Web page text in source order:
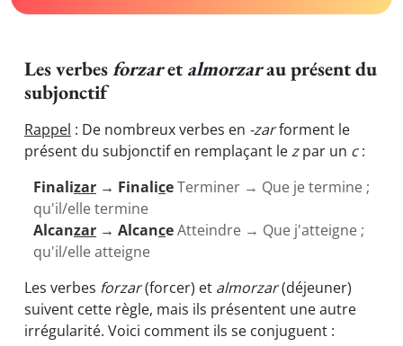
Les verbesforzaret almorzarau présent du
subjonctif
Rappel : De nombreux verbes en -zarforment le
présent du subjonctif en remplaçant lezpar un c:
Finalizar → FinaliceTerminer → Que je termine ;
qu'il/elle termine
Alcanzar → AlcanceAtteindre → Que j'atteigne ;
qu'il/elle atteigne
Les verbes forzar(forcer) et almorzar(déjeuner)
suivent cette règle, mais ils présentent une autre
irrégularité. Voici comment ils se conjuguent :